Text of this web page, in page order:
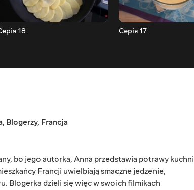
18 Серія 17
, Blogerzy, Francja
bo jego autorka, Anna przedstawia potrawy kuchni
Francji uwielbiają smaczne jedzenie,
Blogerka dzieli się więc w swoich filmikach